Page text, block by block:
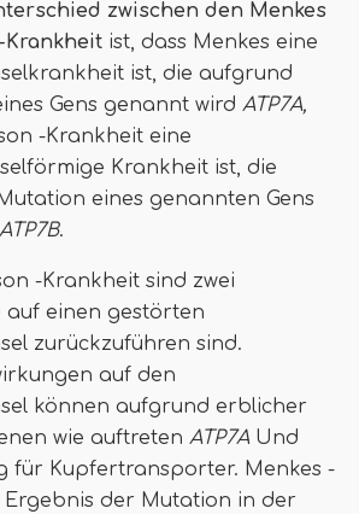
zwischen den Menkes
ist, dass Menkes eine
ist, die aufgrund
Gens genannt wird ATP7A,
-Krankheit eine
Krankheit ist, die
eines genannten Gens
ATP7B.
-Krankheit sind zwei
auf einen gestörten
zurückzuführen sind.
auf den
können aufgrund erblicher
wie auftreten ATP7A Und
für Kupfertransporter. Menkes -
Ergebnis der Mutation in der